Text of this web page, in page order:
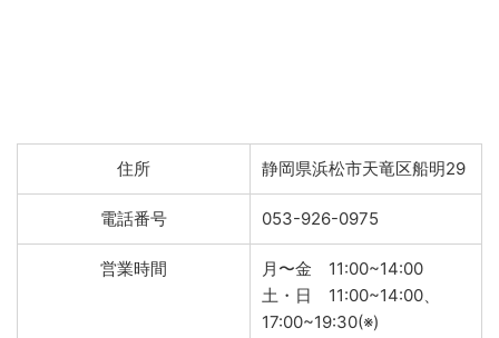
住所 静岡県浜松市天竜区船明29
電話番号 053-926-0975
営業時間
月〜金 11:00~14:00
土・日 11:00~14:00、
17:00~19:30(※)